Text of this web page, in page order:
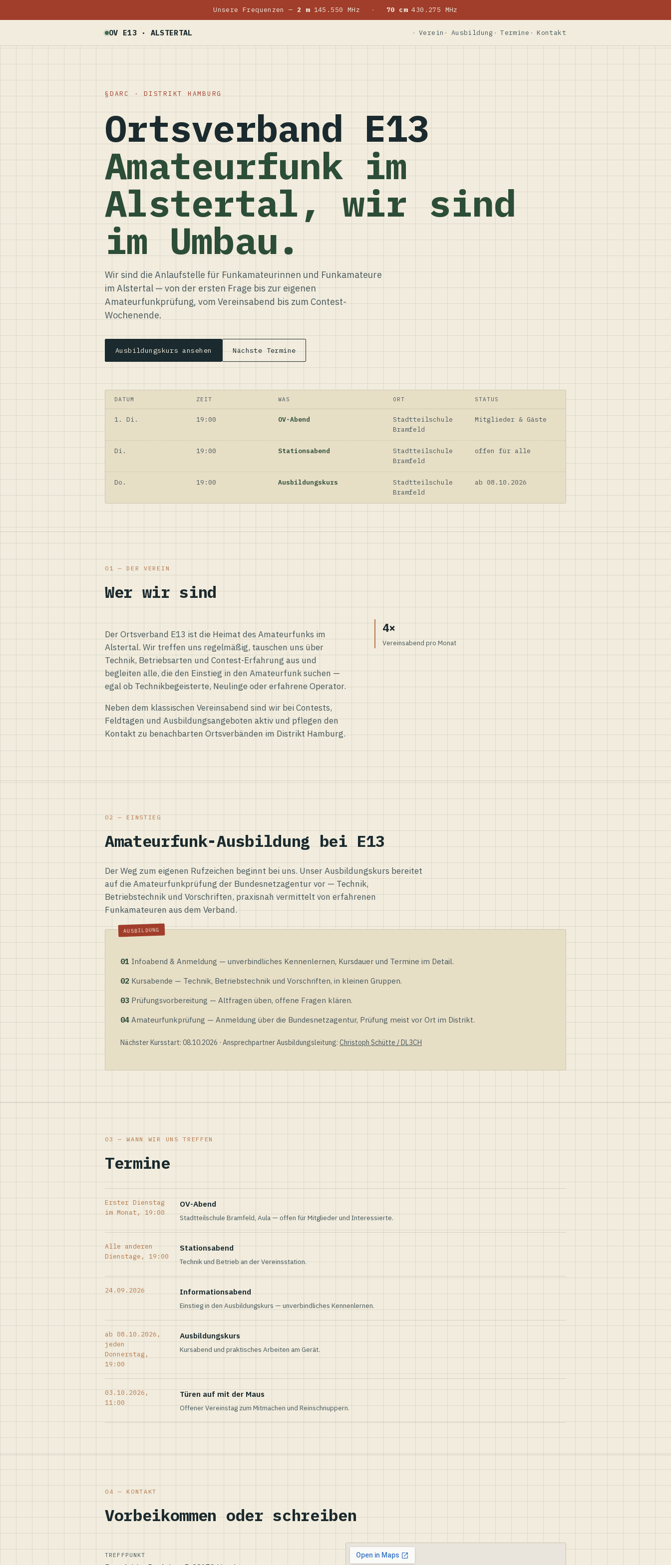
Unsere Frequenzen — 2 m145.550 MHz · 70 cm430.275 MHz
OV E13 · ALSTERTAL Verein Ausbildung Termine Kontakt
DARC · DISTRIKT HAMBURG
Ortsverband E13
Amateurfunk im
Alstertal, wir sind
im Umbau.
Wir sind die Anlaufstelle für Funkamateurinnen und Funkamateure
im Alstertal — von der ersten Frage bis zur eigenen
Amateurfunkprüfung, vom Vereinsabend bis zum Contest-
Wochenende.
Ausbildungskurs ansehen Nächste Termine
DATUM ZEIT WAS ORT STATUS
1. Di. 19:00 OV-Abend
Stadtteilschule
Bramfeld
Mitglieder & Gäste
Di. 19:00 Stationsabend
Stadtteilschule
Bramfeld
offen für alle
Do. 19:00 Ausbildungskurs
Stadtteilschule
Bramfeld
ab 08.10.2026
01 — DER VEREIN
Wer wir sind
Der Ortsverband E13 ist die Heimat des Amateurfunks im
Alstertal. Wir treffen uns regelmäßig, tauschen uns über
Technik, Betriebsarten und Contest-Erfahrung aus und
begleiten alle, die den Einstieg in den Amateurfunk suchen —
egal ob Technikbegeisterte, Neulinge oder erfahrene Operator.
Neben dem klassischen Vereinsabend sind wir bei Contests,
Feldtagen und Ausbildungsangeboten aktiv und pflegen den
Kontakt zu benachbarten Ortsverbänden im Distrikt Hamburg.
4×
Vereinsabend pro Monat
02 — EINSTIEG
Amateurfunk-Ausbildung bei E13
Der Weg zum eigenen Rufzeichen beginnt bei uns. Unser Ausbildungskurs bereitet
auf die Amateurfunkprüfung der Bundesnetzagentur vor — Technik,
Betriebstechnik und Vorschriften, praxisnah vermittelt von erfahrenen
Funkamateuren aus dem Verband.
01 Infoabend & Anmeldung — unverbindliches Kennenlernen, Kursdauer und Termine im Detail.
02 Kursabende — Technik, Betriebstechnik und Vorschriften, in kleinen Gruppen.
03 Prüfungsvorbereitung — Altfragen üben, offene Fragen klären.
04 Amateurfunkprüfung — Anmeldung über die Bundesnetzagentur, Prüfung meist vor Ort im Distrikt.
Nächster Kursstart: 08.10.2026 · Ansprechpartner Ausbildungsleitung: Christoph Schütte / DL3CH
03 — WANN WIR UNS TREFFEN
Termine
Erster Dienstag
im Monat, 19:00
OV-Abend
Stadtteilschule Bramfeld, Aula — offen für Mitglieder und Interessierte.
Alle anderen
Dienstage, 19:00
Stationsabend
Technik und Betrieb an der Vereinsstation.
24.09.2026 Informationsabend
Einstieg in den Ausbildungskurs — unverbindliches Kennenlernen.
ab 08.10.2026,
jeden
Donnerstag,
19:00
Ausbildungskurs
Kursabend und praktisches Arbeiten am Gerät.
03.10.2026,
11:00
Türen auf mit der Maus
Offener Vereinstag zum Mitmachen und Reinschnuppern.
04 — KONTAKT
Vorbeikommen oder schreiben
TREFFPUNKT